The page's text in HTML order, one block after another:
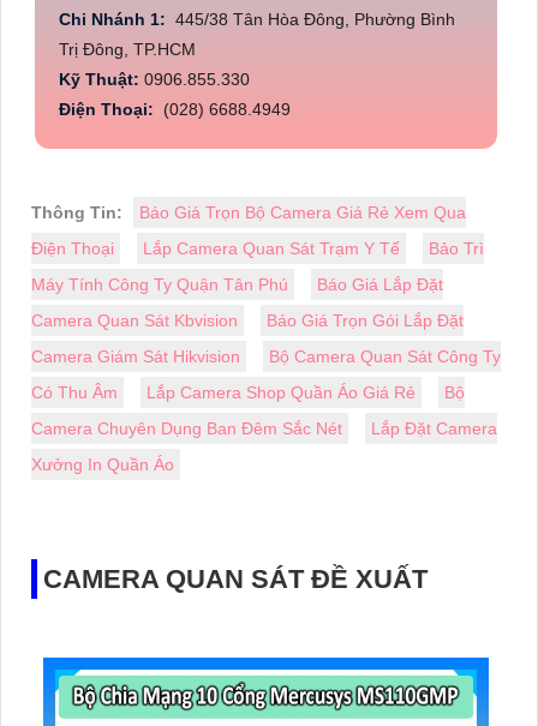
Chi Nhánh 1: 445/38 Tân Hòa Đông, Phường Bình
Trị Đông, TP.HCM
Kỹ Thuật: 0906.855.330
Điện Thoại: (028) 6688.4949
Thông Tin:
Báo Giá Trọn Bộ Camera Giá Rẻ Xem Qua
Điện Thoại
Lắp Camera Quan Sát Trạm Y Tế
Bảo Trì
Máy Tính Công Ty Quận Tân Phú
Báo Giá Lắp Đặt
Camera Quan Sát Kbvision
Báo Giá Trọn Gói Lắp Đặt
Camera Giám Sát Hikvision
Bộ Camera Quan Sát Công Ty
Có Thu Âm
Lắp Camera Shop Quần Áo Giá Rẻ
Bộ
Camera Chuyên Dụng Ban Đêm Sắc Nét
Lắp Đặt Camera
Xưởng In Quần Áo
CAMERA QUAN SÁT ĐỀ XUẤT